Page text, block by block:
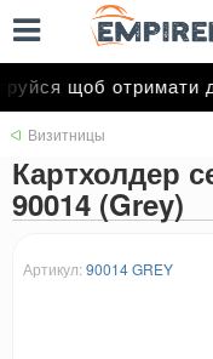
щоб отримати
Визитницы
Картхолдер
90014 (Grey)
Артикул: 90014 GREY